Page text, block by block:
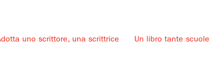
uno scrittore, una scrittrice Un libro tante scuole